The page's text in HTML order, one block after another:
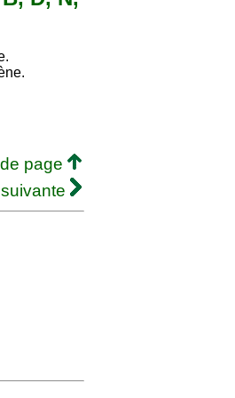
page